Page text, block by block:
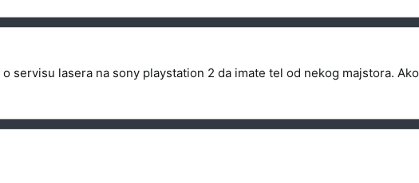
servisu lasera na sony playstation 2 da imate tel od nekog majstora.